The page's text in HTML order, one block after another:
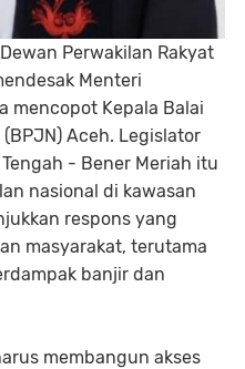
Perwakilan Rakyat
Menteri
mencopot Kepala Balai
Aceh. Legislator
- Bener Meriah itu
nasional di kawasan
respons yang
masyarakat, terutama
banjir dan
membangun akses